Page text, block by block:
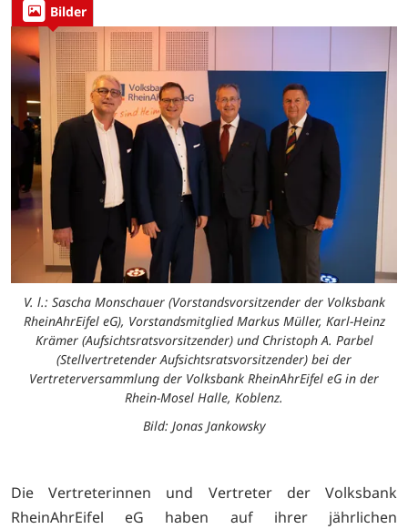
Bilder
V. l.: Sascha Monschauer (Vorstandsvorsitzender der Volksbank
RheinAhrEifel eG), Vorstandsmitglied Markus Müller, Karl-Heinz
Krämer (Aufsichtsratsvorsitzender) und Christoph A. Parbel
(Stellvertretender Aufsichtsratsvorsitzender) bei der
Vertreterversammlung der Volksbank RheinAhrEifel eG in der
Rhein-Mosel Halle, Koblenz.
Bild: Jonas Jankowsky
Die Vertreterinnen und Vertreter der Volksbank
RheinAhrEifel eG haben auf ihrer jährlichen